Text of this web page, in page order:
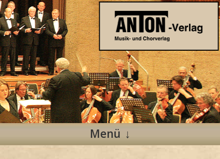
Anton Verlag
Musik- und Chorverlag
Menü